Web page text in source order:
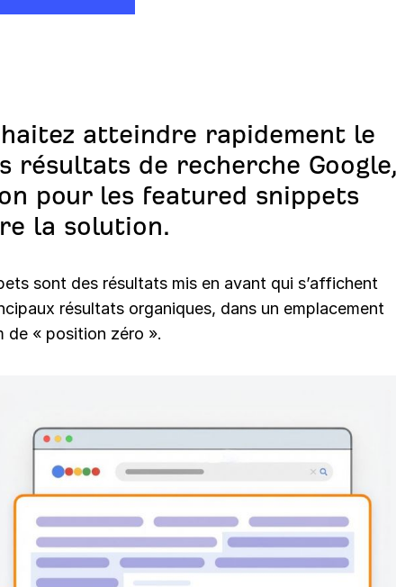
atteindre rapidement le
résultats de recherche Google,
pour les featured snippets
la solution.
sont des résultats mis en avant qui s’affichent
résultats organiques, dans un emplacement
de « position zéro ».